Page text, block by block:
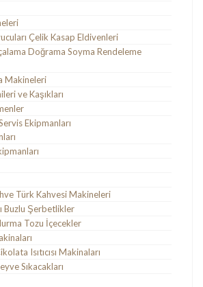
Çelik Kasap Eldivenleri
Doğrama Soyma Rendeleme
Makineleri
ve Kaşıkları
Ekipmanları
Türk Kahvesi Makineleri
Buzlu Şerbetlikler
Tozu İçecekler
Isıtıcısı Makinaları
Sıkacakları